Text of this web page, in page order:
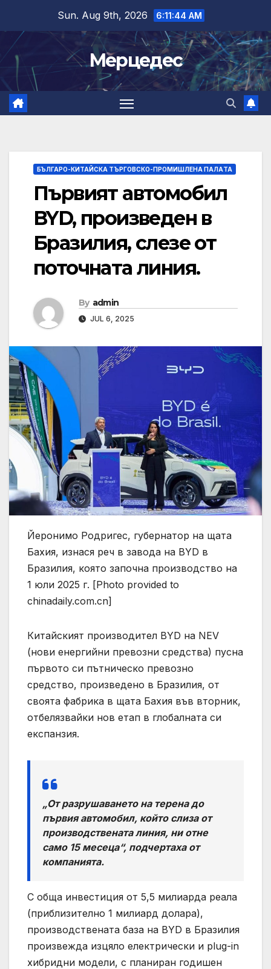
content
Sun. Aug 9th, 2026 6:11:45 AM
Мерцедес
БЪЛГАРО-КИТАЙСКА ТЪРГОВСКО-ПРОМИШЛЕНА ПАЛAТА
Първият автомобил
BYD, произведен в
Бразилия, слезе от
поточната линия.
By admin
JUL 6, 2025
Йеронимо Родригес, губернатор на щата
Бахия, изнася реч в завода на BYD в
Бразилия, която започна производство на
1 юли 2025 г. [Photo provided to
chinadaily.com.cn]
Китайският производител BYD на NEV
(нови енергийни превозни средства) пусна
първото си пътническо превозно
средство, произведено в Бразилия, от
своята фабрика в щата Бахия във вторник,
отбелязвайки нов етап в глобалната си
експанзия.
„От разрушаването на терена до
първия автомобил, който слиза от
производствената линия, ни отне
само 15 месеца“, подчертаха от
компанията.
С обща инвестиция от 5,5 милиарда реала
(приблизително 1 милиард долара),
производствената база на BYD в Бразилия
произвежда изцяло електрически и plug-in
хибридни модели, с планиран годишен